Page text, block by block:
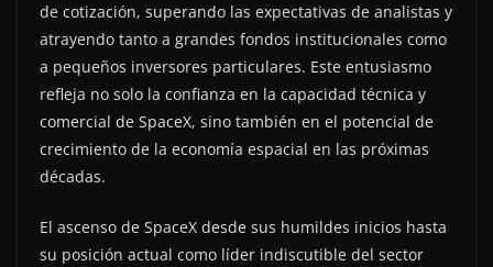
de cotización, superando las expectativas de analistas y
atrayendo tanto a grandes fondos institucionales como
a pequeños inversores particulares. Este entusiasmo
refleja no solo la confianza en la capacidad técnica y
comercial de SpaceX, sino también en el potencial de
crecimiento de la economía espacial en las próximas
décadas.
El ascenso de SpaceX desde sus humildes inicios hasta
su posición actual como líder indiscutible del sector